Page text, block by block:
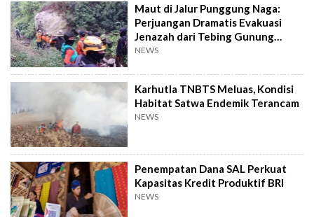
Maut di Jalur Punggung Naga:
Perjuangan Dramatis Evakuasi
Jenazah dari Tebing Gunung
Piramid
NEWS
Karhutla TNBTS Meluas, Kondisi
Habitat Satwa Endemik Terancam
NEWS
Penempatan Dana SAL Perkuat
Kapasitas Kredit Produktif BRI
NEWS